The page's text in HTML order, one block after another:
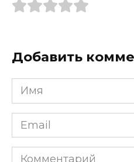
Добавить
Имя
*
Email
*
Комментарий